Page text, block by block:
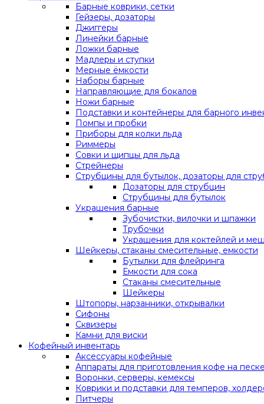
Барные коврики, сетки
Гейзеры, дозаторы
Джиггеры
Линейки барные
Ложки барные
Мадлеры и ступки
Мерные ёмкости
Наборы барные
Направляющие для бокалов
Ножи барные
Подставки и контейнеры для барного
Помпы и пробки
Приборы для колки льда
Риммеры
Совки и щипцы для льда
Стрейнеры
Струбцины для бутылок, дозаторы для
Дозаторы для струбцин
Струбцины для бутылок
Украшения барные
Зубочистки, вилочки и шпажки
Трубочки
Украшения для коктейлей и
Шейкеры, стаканы смесительные, емкости
Бутылки для флейринга
Емкости для сока
Стаканы смесительные
Шейкеры
Штопоры, нарзанники, открывалки
Сифоны
Сквизеры
Камни для виски
Кофейный инвентарь
Аксессуары кофейные
Аппараты для приготовления кофе на песке
Воронки, серверы, кемексы
Коврики и подставки для темперов,
Питчеры